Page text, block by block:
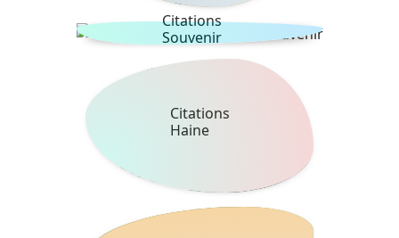
Citations
Souvenir
Citations
Haine